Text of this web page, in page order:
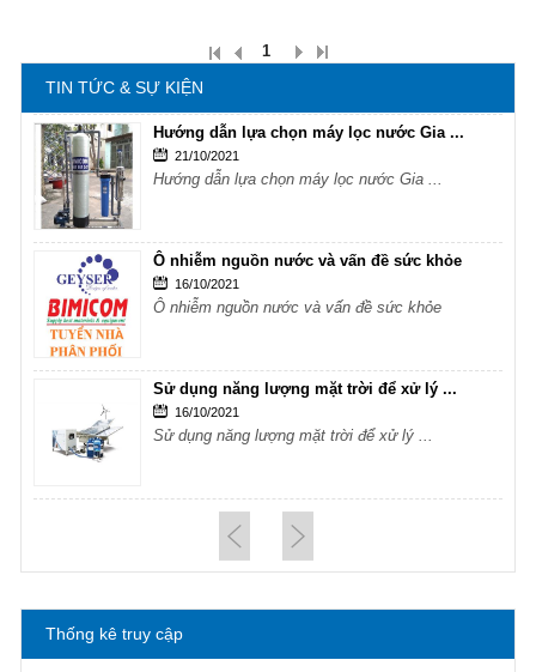
1
TIN TỨC & SỰ KIỆN
Sử dụng năng lượng mặt trời để xử lý ...
Hướng dẫn lựa chọn máy lọc nước Gia ...
21/10/2021
Hướng dẫn lựa chọn máy lọc nước Gia ...
Ô nhiễm nguồn nước và vấn đề sức khỏe
16/10/2021
Ô nhiễm nguồn nước và vấn đề sức khỏe
Sử dụng năng lượng mặt trời để xử lý ...
16/10/2021
Sử dụng năng lượng mặt trời để xử lý ...
Hướng dẫn lựa chọn máy lọc nước Gia ...
21/10/2021
Hướng dẫn lựa chọn máy lọc nước Gia ...
Ô nhiễm nguồn nước và vấn đề sức khỏe
Thống kê truy cập